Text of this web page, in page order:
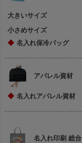
大きいサイズ
小さめサイズ
◆ 名入れ保冷バッグ
アパレル資材
◆ 名入れアパレル資材
名入れ印刷 総合